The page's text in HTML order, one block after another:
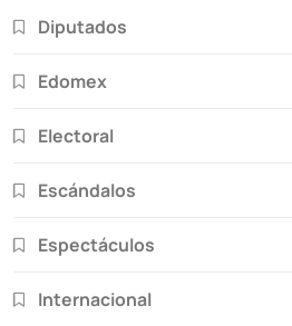
Diputados
Edomex
Electoral
Escándalos
Espectáculos
Internacional